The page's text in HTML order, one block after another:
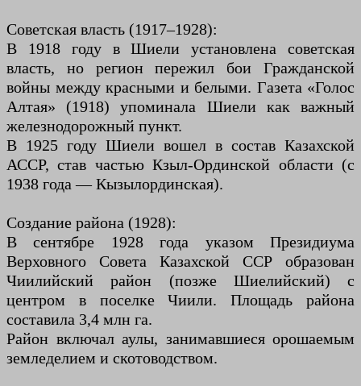
Советская власть (1917–1928):
В 1918 году в Шиели установлена советская
власть, но регион пережил бои Гражданской
войны между красными и белыми. Газета «Голос
Алтая» (1918) упоминала Шиели как важный
железнодорожный пункт.
В 1925 году Шиели вошел в состав Казахской
АССР, став частью Кзыл-Ординской области (с
1938 года — Кызылординская).
Создание района (1928):
В сентябре 1928 года указом Президиума
Верховного Совета Казахской ССР образован
Чиилийский район (позже Шиелийский) с
центром в поселке Чиили. Площадь района
составила 3,4 млн га.
Район включал аулы, занимавшиеся орошаемым
земледелием и скотоводством.